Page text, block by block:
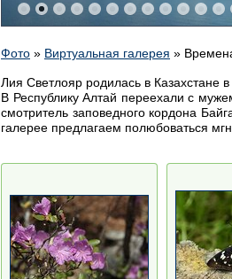
Фото » Виртуальная галерея »
Лия Светлояр родилась в Казахстане
В Республику Алтай переехали с
смотритель заповедного кордона
галерее предлагаем полюбоваться